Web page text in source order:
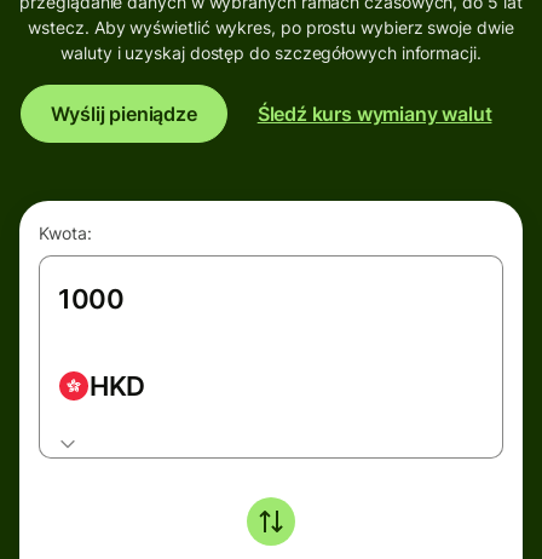
wstecz. Aby wyświetlić wykres, po prostu wybierz swoje dwie
waluty i uzyskaj dostęp do szczegółowych informacji.
Wyślij pieniądze Śledź kurs wymiany walut
Kwota:
HKD